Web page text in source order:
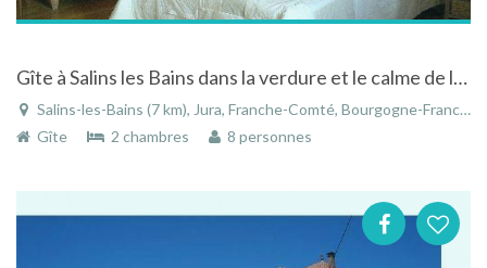
Gîte à Salins les Bains dans la verdure et le calme de la campagne dans le Jura
Salins-les-Bains (7 km), Jura, Franche-Comté, Bourgogne-Franche-Comté, France
Gîte
2 chambres 8 personnes